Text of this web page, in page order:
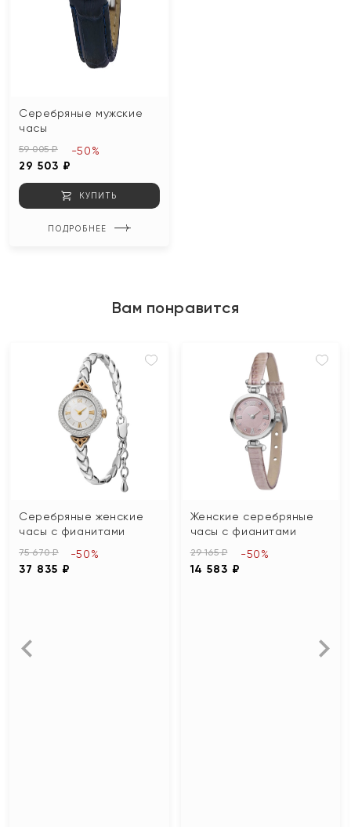
Серебряные мужские
часы
59 005 ₽
29 503 ₽
-50%
КУПИТЬ
ПОДРОБНЕЕ
Вам понравится
Серебряные женские
часы с фианитами
75 670 ₽
37 835 ₽
-50%
Женские серебряные
часы с фианитами
29 165 ₽
14 583 ₽
-50%